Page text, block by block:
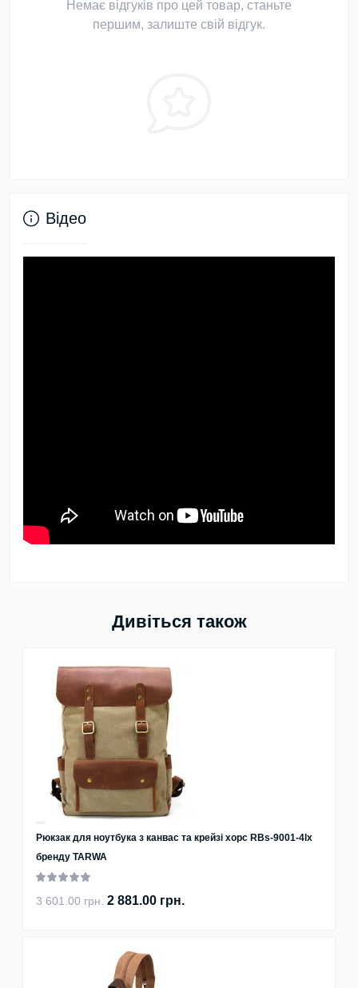
Немає відгуків про цей товар, станьте
першим, залиште свій відгук.
Відео
Дивіться також
Рюкзак для ноутбука з канвас та крейзі хорс RBs-9001-4lx
бренду TARWA
3 601.00 грн. 2 881.00 грн.